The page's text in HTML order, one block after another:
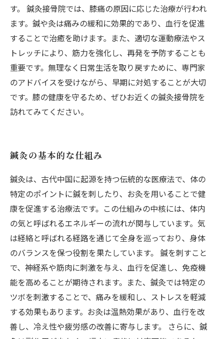
す。 鍼灸接骨院では、膝痛の原因に応じた治療が行われ
ます。鍼や灸は痛みの緩和に効果的であり、血行を促進
することで治癒を助けます。また、適切な運動療法やス
トレッチにより、筋力を強化し、再発を予防することも
重要です。無理なく日常生活を取り戻すために、専門家
のアドバイスを受けながら、早期に対処することが大切
です。膝の健康を守るため、ぜひお近くの鍼灸接骨院を
訪れてみてください。
鍼灸の基本的な仕組み
鍼灸は、古代中国に起源を持つ伝統的な医療法で、体の
特定のポイントに鍼を刺したり、お灸を用いることで健
康を促進する治療法です。この仕組みの中核には、体内
の気と呼ばれるエネルギーの流れが関与しています。気
は経絡と呼ばれる経路を通じて全身を巡っており、身体
のバランスを保つ役割を果たしています。 鍼を刺すこと
で、神経系や筋肉に刺激を与え、血行を促進し、免疫機
能を高めることが期待されます。また、鍼灸では特定の
ツボを刺激することで、痛みを緩和し、ストレスを軽減
する効果もあります。お灸は温熱効果があり、血行を改
善し、冷え性や疲労感の改善に寄与します。 さらに、鍼